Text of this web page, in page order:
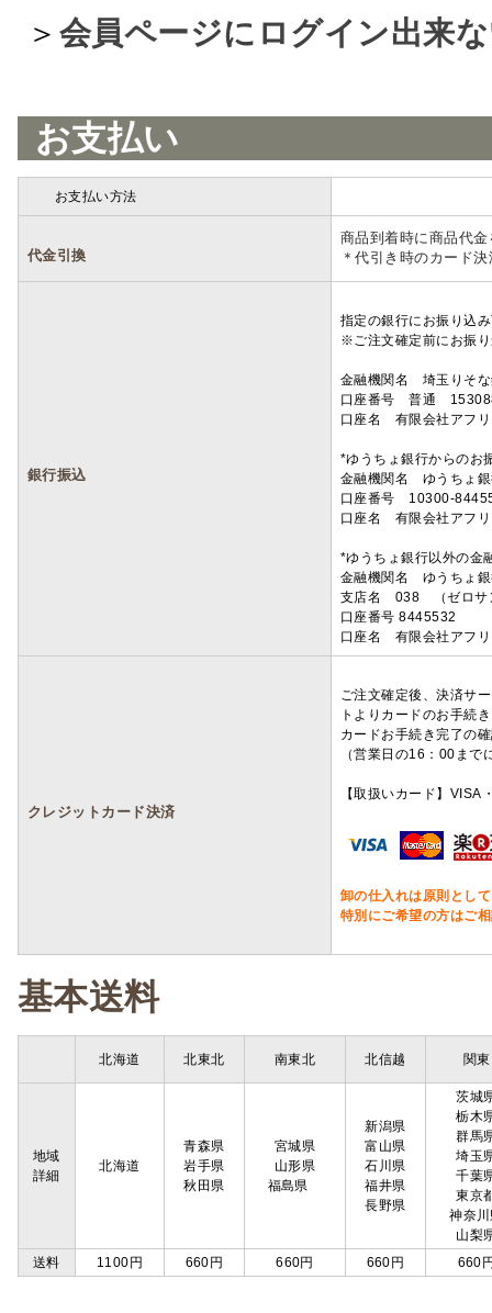
＞ 会員ページにログイン出来
お支払い
お支払い方法
代金引換
商品到着時に商品代
＊代引き時のカード
銀行振込
指定の銀行にお振り込
※ご注文確定前にお振
金融機関名 埼玉りそ
口座番号 普通
口座名 有限会社アフ
*ゆうちょ銀行からのお
金融機関名 ゆうちょ
口座番号 10300-
口座名 有限会社アフ
*ゆうちょ銀行以外の金
金融機関名 ゆうちょ
支店名 038 （ゼロサ
口座番号 8445532
口座名 有限会社アフ
クレジットカード決済
ご注文確定後、決済サ
トよりカードのお手続
カードお手続き完了の
（営業日の16：00ま
【取扱いカード】
卸の仕入れは原則とし
特別にご希望の方はご
基本送料
北海道 北東北 南東北 北信越 関東
地域
詳細
北海道
青森県
岩手県
秋田県
宮城県
山形県
福島県
新潟県
富山県
石川県
福井県
長野県
茨城
栃木
群馬
埼玉
千葉
東京
神奈
山梨
送料
1100円 660円 660円 660円 660